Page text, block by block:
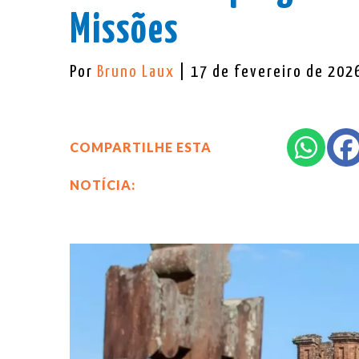
Missões
Por Bruno Laux | 17 de fevereiro de
COMPARTILHE ESTA
NOTÍCIA: